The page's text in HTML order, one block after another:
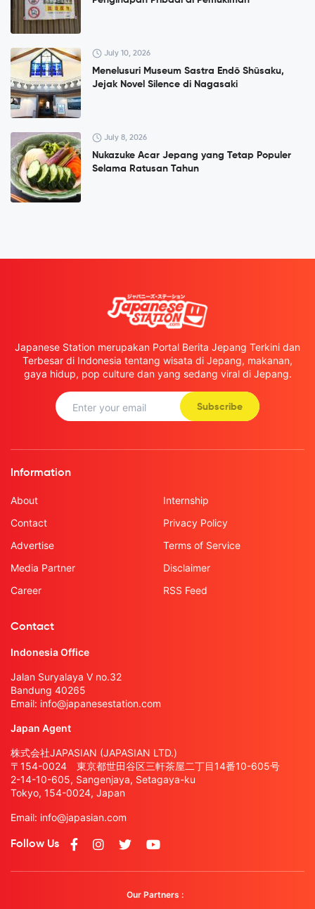
July 10, 2026
Menelusuri Museum Sastra Endō Shūsaku,
Jejak Novel Silence di Nagasaki
July 8, 2026
Nukazuke Acar Jepang yang Tetap Populer
Selama Ratusan Tahun
Japanese Station merupakan Portal Berita Jepang Terkini dan
Terbesar di Indonesia tentang wisata di Jepang, makanan,
gaya hidup, pop culture dan yang sedang viral di Jepang.
Subscribe
Information
About
Contact
Advertise
Media Partner
Career
Internship
Privacy Policy
Terms of Service
Disclaimer
RSS Feed
Contact
Indonesia Office
Jalan Suryalaya V no.32
Bandung 40265
Email: info@japanesestation.com
Japan Agent
株式会社JAPASIAN (JAPASIAN LTD.)
〒154-0024 東京都世田谷区三軒茶屋二丁目14番10-605号
2-14-10-605, Sangenjaya, Setagaya-ku
Tokyo, 154-0024, Japan
Email: info@japasian.com
Follow Us
Our Partners :